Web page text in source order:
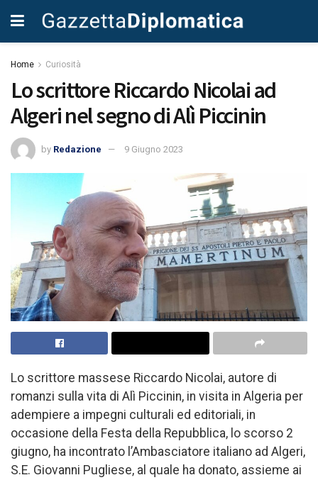
Home Curiosità
Lo scrittore Riccardo Nicolai ad
Algeri nel segno di Alì Piccinin
by Redazione 9 Giugno 2023
Lo scrittore massese Riccardo Nicolai, autore di
romanzi sulla vita di Alì Piccinin, in visita in Algeria per
adempiere a impegni culturali ed editoriali, in
occasione della Festa della Repubblica, lo scorso 2
giugno, ha incontrato l’Ambasciatore italiano ad Algeri,
S.E. Giovanni Pugliese, al quale ha donato, assieme ai